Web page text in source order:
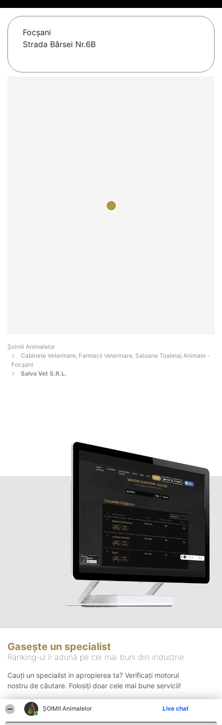
ŞOIMII Animalelor Live chat
Focşani
Strada Bârsei Nr.6B
Şoimii Animalelor
Cabinete Veterinare, Farmacii Veterinare, Saloane Toaletaj Animale -
Focşani
Salva Vet S.R.L.
Gasește un specialist
Ranking-ul îi adună pe cei mai buni din industrie
Cauți un specialist in apropierea ta? Verificați motorul
nostru de căutare. Folosiți doar cele mai bune servicii!